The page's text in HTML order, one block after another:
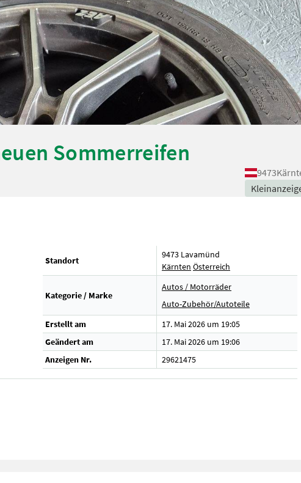
Sommerreifen
9473
Standort
9473 Lavamünd
Kärnten Österreich
Kategorie / Marke
Autos / Motorräder
Auto-Zubehör/Autoteile
Erstellt am
17. Mai 2026 um 19:05
Geändert am
17. Mai 2026 um 19:06
Anzeigen Nr.
29621475